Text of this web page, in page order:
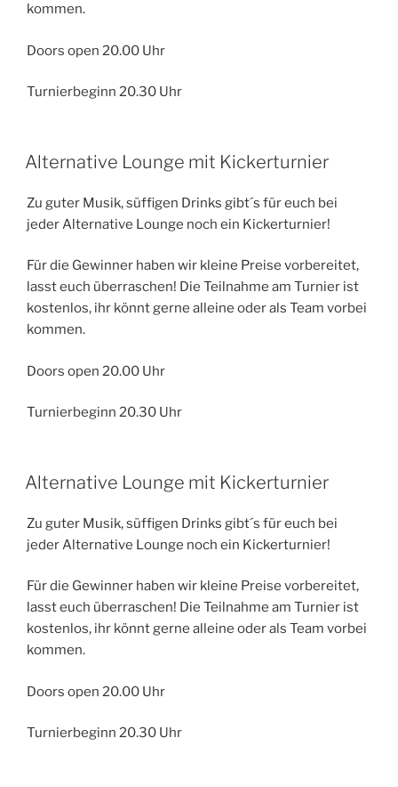
kommen.
Doors open 20.00 Uhr
Turnierbeginn 20.30 Uhr
Alternative Lounge mit Kickerturnier
Zu guter Musik, süffigen Drinks gibt´s für euch bei
jeder Alternative Lounge noch ein Kickerturnier!
Für die Gewinner haben wir kleine Preise vorbereitet,
lasst euch überraschen! Die Teilnahme am Turnier ist
kostenlos, ihr könnt gerne alleine oder als Team vorbei
kommen.
Doors open 20.00 Uhr
Turnierbeginn 20.30 Uhr
Alternative Lounge mit Kickerturnier
Zu guter Musik, süffigen Drinks gibt´s für euch bei
jeder Alternative Lounge noch ein Kickerturnier!
Für die Gewinner haben wir kleine Preise vorbereitet,
lasst euch überraschen! Die Teilnahme am Turnier ist
kostenlos, ihr könnt gerne alleine oder als Team vorbei
kommen.
Doors open 20.00 Uhr
Turnierbeginn 20.30 Uhr